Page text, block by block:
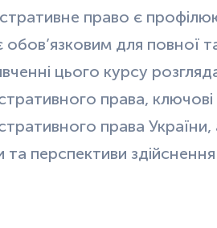
право є
для повної
цього курсу
права,
права
та перспективи